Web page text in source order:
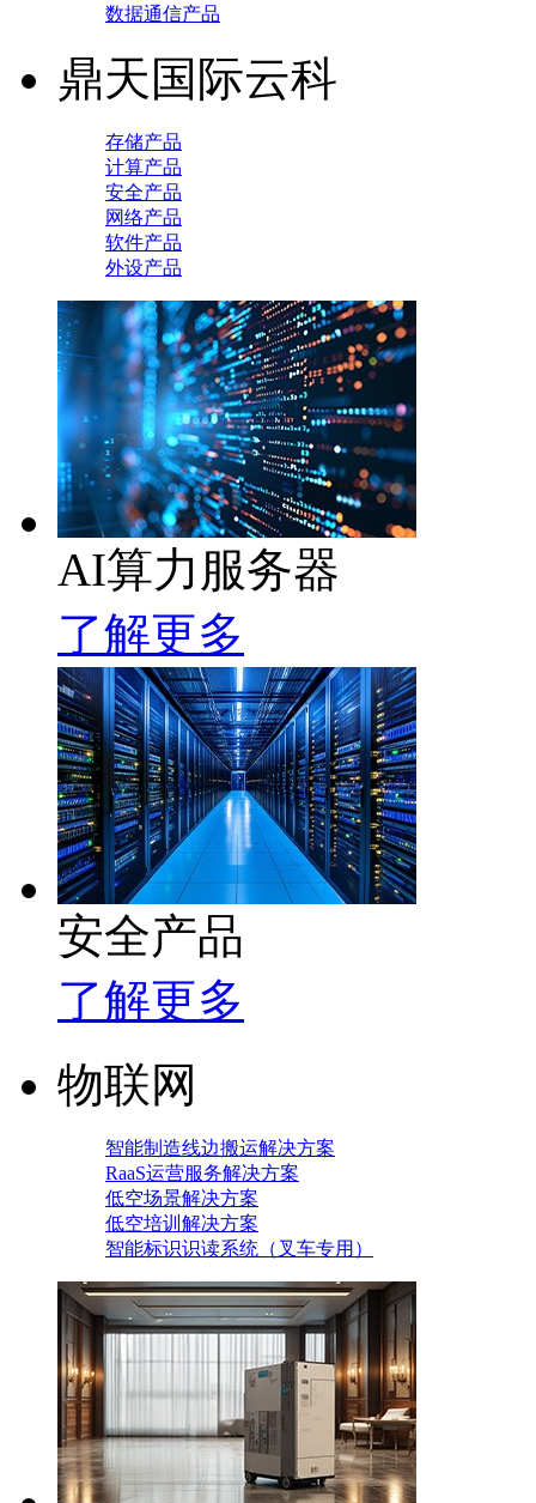
数据通信产品
鼎天国际云科
存储产品
计算产品
安全产品
网络产品
软件产品
外设产品
AI算力服务器
了解更多
安全产品
了解更多
物联网
智能制造线边搬运解决方案
RaaS运营服务解决方案
低空场景解决方案
低空培训解决方案
智能标识识读系统（叉车专用）